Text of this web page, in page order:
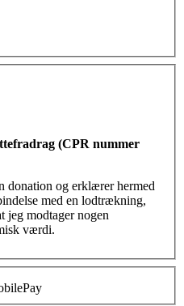
(CPR nummer
donation og erklærer hermed
med en lodtrækning,
jeg modtager nogen
værdi.